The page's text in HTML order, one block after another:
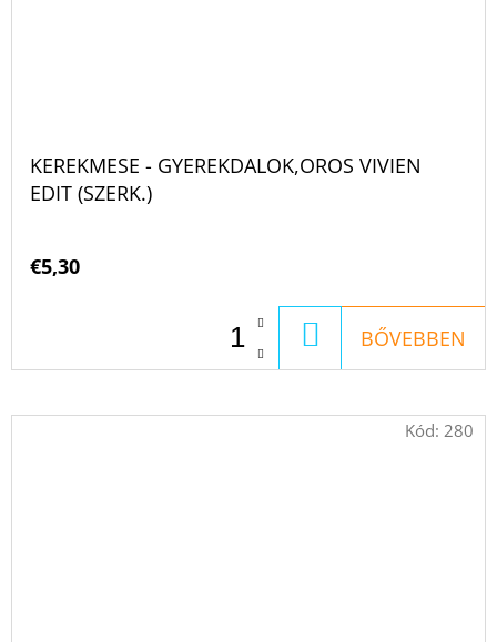
KEREKMESE - GYEREKDALOK,OROS VIVIEN
EDIT (SZERK.)
€5,30
KOSÁRBA
BŐVEBBEN
Kód: 280